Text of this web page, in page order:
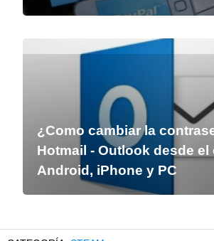
¿Como cambiar la
Hotmail - Outlook desde el
Android, iPhone y PC